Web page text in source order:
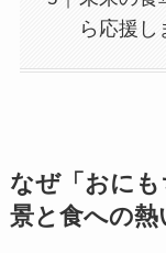
ら応援し
なぜ「おに
景と食への熱